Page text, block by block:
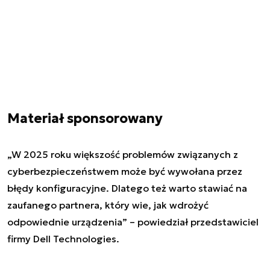
Materiał sponsorowany
„W 2025 roku większość problemów związanych z
cyberbezpieczeństwem może być wywołana przez
błędy konfiguracyjne. Dlatego też warto stawiać na
zaufanego partnera, który wie, jak wdrożyć
odpowiednie urządzenia” – powiedział przedstawiciel
firmy Dell Technologies.